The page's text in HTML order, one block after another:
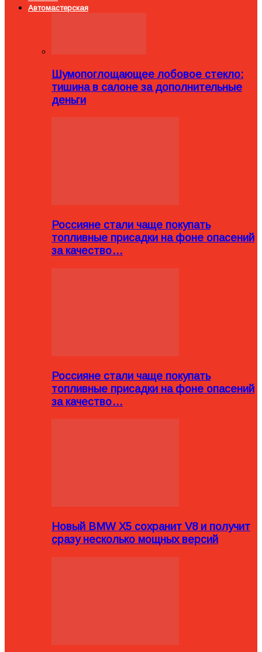
Автомастерская
Шумопоглощающее лобовое стекло:
тишина в салоне за дополнительные
деньги
Россияне стали чаще покупать
топливные присадки на фоне опасений
за качество…
Россияне стали чаще покупать
топливные присадки на фоне опасений
за качество…
Новый BMW X5 сохранит V8 и получит
сразу несколько мощных версий